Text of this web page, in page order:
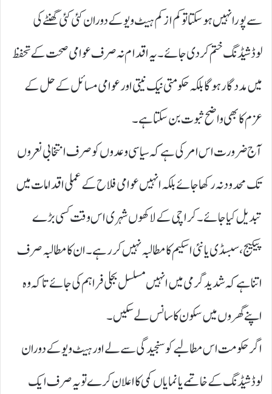
سے پورا نہیں ہو سکتا تو کم از کم ہیٹ ویو کے دوران کئی کئی گھنٹے کی
لوڈشیڈنگ ختم کر دی جائے۔ یہ اقدام نہ صرف عوامی صحت کے تحفظ
میں مددگار ہوگا بلکہ حکومتی نیک نیتی اور عوامی مسائل کے حل کے
عزم کا بھی واضح ثبوت بن سکتا ہے۔
آج ضرورت اس امر کی ہے کہ سیاسی وعدوں کو صرف انتخابی نعروں
تک محدود نہ رکھا جائے بلکہ انہیں عوامی فلاح کے عملی اقدامات میں
تبدیل کیا جائے۔ کراچی کے لاکھوں شہری اس وقت کسی بڑے
پیکیج، سبسڈی یا نئی اسکیم کا مطالبہ نہیں کر رہے۔ ان کا مطالبہ صرف
اتنا ہے کہ شدید گرمی میں انہیں مسلسل بجلی فراہم کی جائے تاکہ وہ
اپنے گھروں میں سکون کا سانس لے سکیں۔
اگر حکومت اس مطالبے کو سنجیدگی سے لے اور ہیٹ ویو کے دوران
لوڈشیڈنگ کے خاتمے یا نمایاں کمی کا اعلان کرے تو یہ صرف ایک